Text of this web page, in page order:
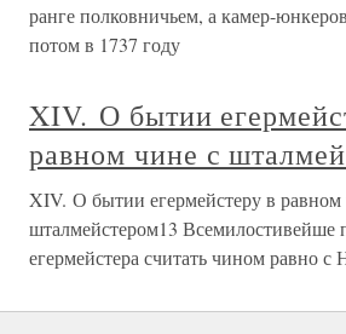
ранге полковничьем, а камер-
потом в 1737 году
XIV. О бытии
равном чине с
XIV. О бытии егермейстеру в равном
шталмейстером13 Всемилостивейше
егермейстера считать чином равно